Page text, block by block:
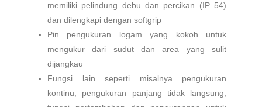
memiliki pelindung debu dan percikan (IP 54)
dan dilengkapi dengan softgrip
Pin pengukuran logam yang kokoh untuk
mengukur dari sudut dan area yang sulit
dijangkau
Fungsi lain seperti misalnya pengukuran
kontinu, pengukuran panjang tidak langsung,